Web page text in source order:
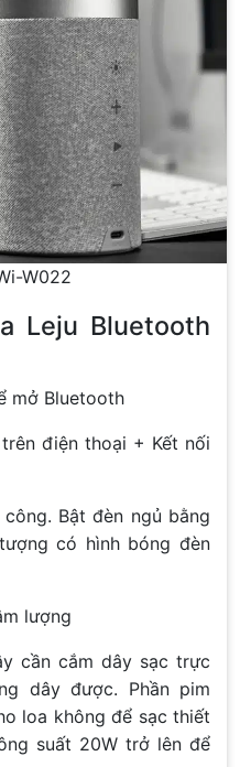
W022
Leju Bluetooth
mở Bluetooth
điện thoại + Kết nối
Bật đèn ngủ bằng
có hình bóng đèn
lượng
cần cắm dây sạc trực
dây được. Phần pim
loa không để sạc thiết
suất 20W trở lên để